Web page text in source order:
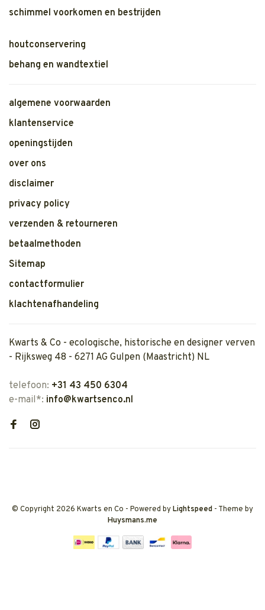
schimmel voorkomen en bestrijden
houtconservering
behang en wandtextiel
algemene voorwaarden
klantenservice
openingstijden
over ons
disclaimer
privacy policy
verzenden & retourneren
betaalmethoden
Sitemap
contactformulier
klachtenafhandeling
Kwarts & Co - ecologische, historische en designer verven
- Rijksweg 48 - 6271 AG Gulpen (Maastricht) NL
telefoon: +31 43 450 6304
e-mail*: info@kwartsenco.nl
© Copyright 2026 Kwarts en Co - Powered byLightspeed - Theme by
Huysmans.me